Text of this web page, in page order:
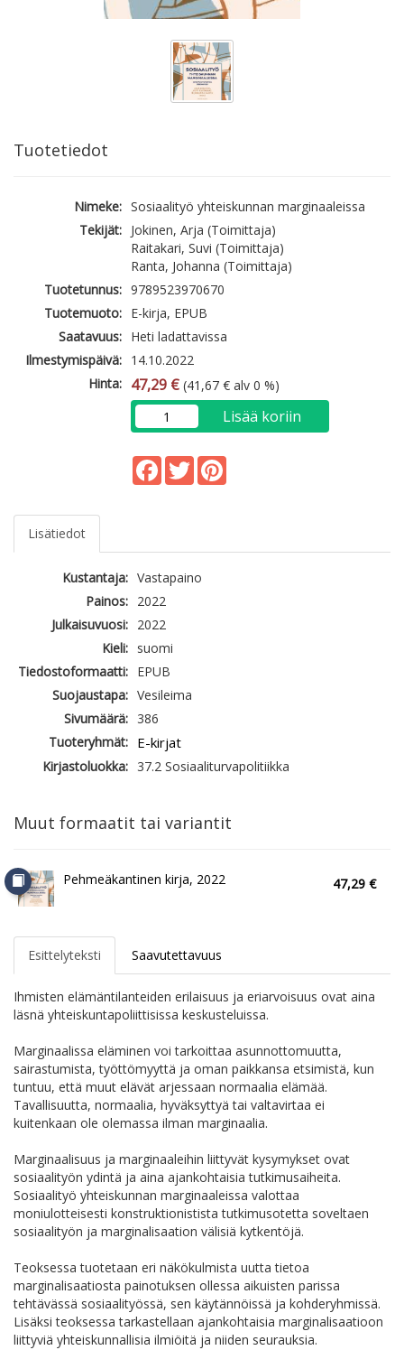
Tuotetiedot
Nimeke: Sosiaalityö yhteiskunnan marginaaleissa
Tekijät: Jokinen, Arja (Toimittaja)
Raitakari, Suvi (Toimittaja)
Ranta, Johanna (Toimittaja)
Tuotetunnus: 9789523970670
Tuotemuoto: E-kirja, EPUB
Saatavuus: Heti ladattavissa
Ilmestymispäivä: 14.10.2022
Hinta: 47,29 € (41,67 € alv 0 %)
Lisää koriin
Facebook
Twitter
Lisätiedot
Kustantaja: Vastapaino
Painos: 2022
Julkaisuvuosi: 2022
Kieli: suomi
Tiedostoformaatti: EPUB
Suojaustapa: Vesileima
Sivumäärä: 386
Tuoteryhmät: E-kirjat
Kirjastoluokka: 37.2 Sosiaaliturvapolitiikka
Muut formaatit tai variantit
Pehmeäkantinen kirja, 2022 47,29 €
Esittelyteksti Saavutettavuus
Ihmisten elämäntilanteiden erilaisuus ja eriarvoisuus ovat aina
läsnä yhteiskuntapoliittisissa keskusteluissa.
Marginaalissa eläminen voi tarkoittaa asunnottomuutta,
sairastumista, työttömyyttä ja oman paikkansa etsimistä, kun
tuntuu, että muut elävät arjessaan normaalia elämää.
Tavallisuutta, normaalia, hyväksyttyä tai valtavirtaa ei
kuitenkaan ole olemassa ilman marginaalia.
Marginaalisuus ja marginaaleihin liittyvät kysymykset ovat
sosiaalityön ydintä ja aina ajankohtaisia tutkimusaiheita.
Sosiaalityö yhteiskunnan marginaaleissa valottaa
moniulotteisesti konstruktionistista tutkimusotetta soveltaen
sosiaalityön ja marginalisaation välisiä kytkentöjä.
Teoksessa tuotetaan eri näkökulmista uutta tietoa
marginalisaatiosta painotuksen ollessa aikuisten parissa
tehtävässä sosiaalityössä, sen käytännöissä ja kohderyhmissä.
Lisäksi teoksessa tarkastellaan ajankohtaisia marginalisaatioon
liittyviä yhteiskunnallisia ilmiöitä ja niiden seurauksia.